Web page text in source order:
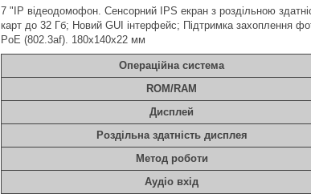
7 "IP відеодомофон. Сенсорний IPS екран з роздільною
карт до 32 Гб; Новий GUI інтерфейс; Підтримка захоплення
PoE (802.3af). 180х140х22 мм
Операційна система
ROM/RAM
Дисплей
Роздільна здатність дисплея
Метод роботи
Аудіо вхід